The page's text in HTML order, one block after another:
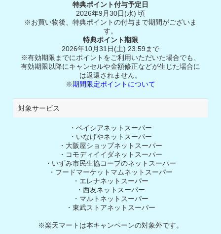
特典ポイント付与予定日
2026年9月30日(水) 頃
※お買い物後、特典ポイントの付与まで期間がございま
す。
特典ポイント期限
2026年10月31日(土) 23:59まで
※有効期限までにポイントをご利用いただいた場合でも、
有効期限以降にキャンセルや金額修正などが生じた場合に
は返還されません。
※期間限定ポイントについて
対象サービス
・ベイシアネットスーパー
・いなげやネットスーパー
・大阪屋ショップネットスーパー
・コモディイイダネットスーパー
・いずみ市民生協コープのネットスーパー
・フードマーケットマムネットスーパー
・エレナネットスーパー
・西友ネットスーパー
・マルトネットスーパー
・東武ストアネットスーパー
※楽天マートは本キャンペーンの対象外です。